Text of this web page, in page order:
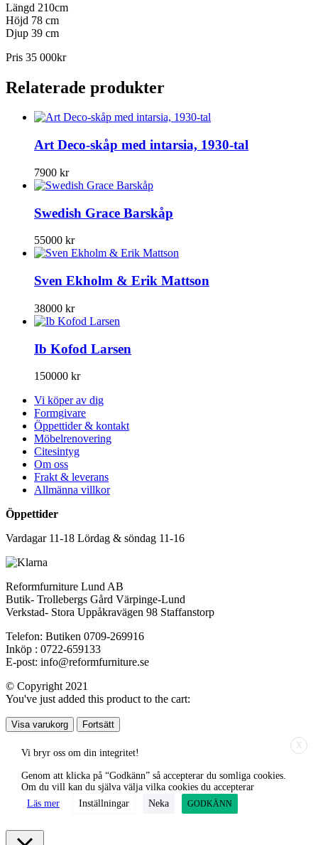
Längd 210cm
Höjd 78 cm
Djup 39 cm
Pris 35 000kr
Relaterade produkter
Art Deco-skåp med intarsia, 1930-tal
7900 kr
Swedish Grace Barskåp
55000 kr
Sven Ekholm & Erik Mattson
38000 kr
Ib Kofod Larsen
150000 kr
Vi köper av dig
Formgivare
Öppettider & kontakt
Möbelrenovering
Citesintyg
Om oss
Frakt & leverans
Allmänna villkor
Öppettider
Vardagar 11-18 Lördag & söndag 11-16
Reformfurniture Lund AB
Butik- Trollebergs Gård Värpinge-Lund
Verkstad- Stora Uppåkravägen 98 Staffanstorp
Telefon: Butiken 0709-269916
Inköp : 0722-659133
E-post: info@reformfurniture.se
© Copyright 2021
You've just added this product to the cart:
Visa varukorg Fortsätt
X
Vi bryr oss om din integritet!
Genom att klicka på “Godkänn” så accepterar du somliga cookies.
Om du vill kan du själva välja vilka cookies du accepterar
Läs mer
Inställningar Neka GODKÄNN